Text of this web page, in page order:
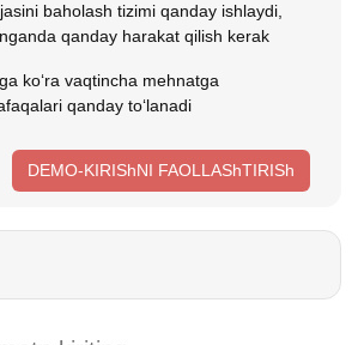
baholash tizimi qanday ishlaydi,
qanday harakat qilish kerak
koʻra vaqtincha mehnatga
qanday toʻlanadi
DEMO-KIRIShNI FAOLLAShTIRISh